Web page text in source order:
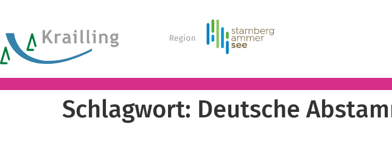
Schlagwort: Deutsche